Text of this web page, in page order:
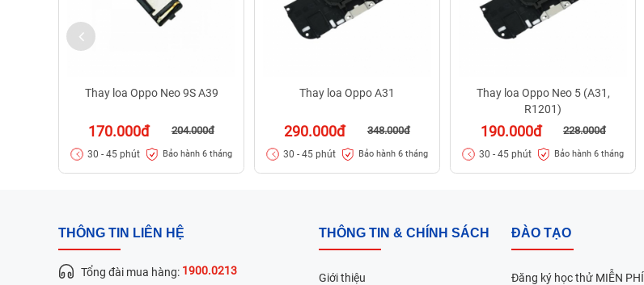
Thay loa Oppo Neo 9S A39
170.000đ 204.000đ
30 - 45 phút Bảo hành 6 tháng
Thay loa Oppo A31
290.000đ 348.000đ
30 - 45 phút Bảo hành 6 tháng
Thay loa Oppo Neo 5 (A31,
R1201)
190.000đ 228.000đ
30 - 45 phút Bảo hành 6 tháng
THÔNG TIN LIÊN HỆ
Tổng đài mua hàng: 1900.0213
THÔNG TIN & CHÍNH SÁCH
Giới thiệu
ĐÀO TẠO
Đăng ký học thử MIỄN PHÍ